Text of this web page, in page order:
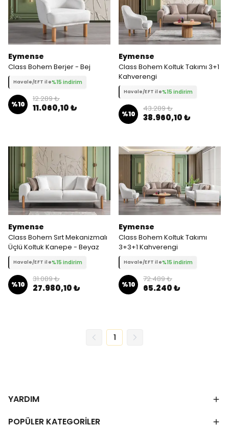
Eymense
Class Bohem Berjer - Bej
Havale/EFT ile%15 indirim
%10
12.289 ₺
11.060,10 ₺
Eymense
Class Bohem Koltuk Takımı 3+1
Kahverengi
Havale/EFT ile%15 indirim
%10
43.289 ₺
38.960,10 ₺
Eymense
Class Bohem Sırt Mekanizmalı
Üçlü Koltuk Kanepe - Beyaz
Havale/EFT ile%15 indirim
%10
31.089 ₺
27.980,10 ₺
Eymense
Class Bohem Koltuk Takımı
3+3+1 Kahverengi
Havale/EFT ile%15 indirim
%10
72.489 ₺
65.240 ₺
1
YARDIM
POPÜLER KATEGORİLER